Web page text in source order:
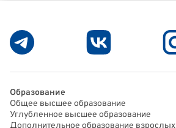
Образование
Общее высшее образование
Углубленное высшее образование